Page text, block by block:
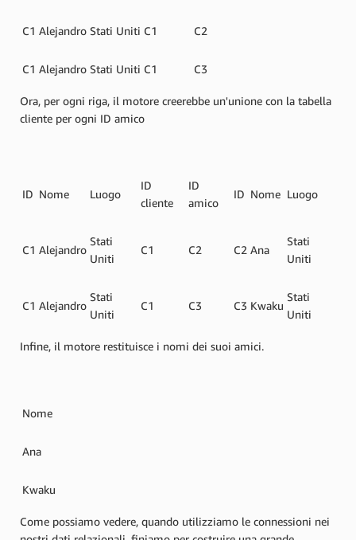
C1 Alejandro Stati Uniti C1 C2
C1 Alejandro Stati Uniti C1 C3
Ora, per ogni riga, il motore creerebbe un'unione con la tabella
cliente per ogni ID amico
ID Nome Luogo
ID
cliente
ID
amico
ID Nome Luogo
C1 Alejandro
Stati
Uniti
C1 C2 C2 Ana
Stati
Uniti
C1 Alejandro
Stati
Uniti
C1 C3 C3 Kwaku
Stati
Uniti
Infine, il motore restituisce i nomi dei suoi amici.
Nome
Ana
Kwaku
Come possiamo vedere, quando utilizziamo le connessioni nei